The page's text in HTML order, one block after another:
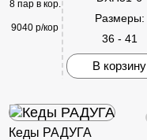
8 пар в кор.
9040 р/кор
Размеры:
36 - 41
В корзину
Кеды РАДУГА